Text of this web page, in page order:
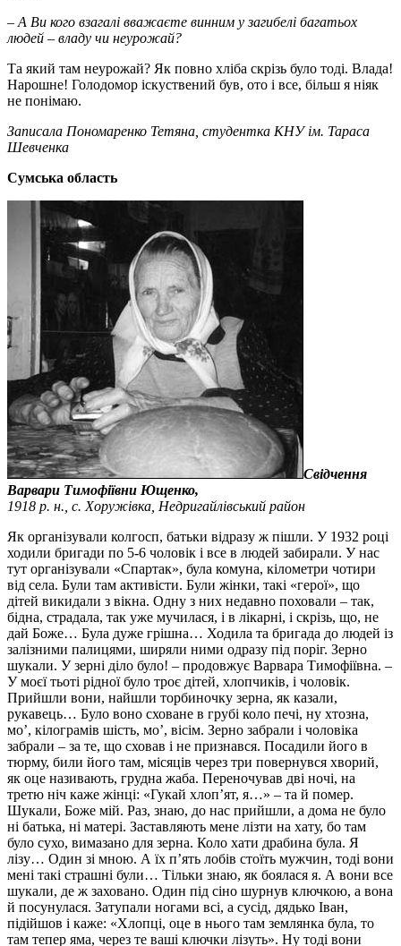
– А Ви кого взагалі вважаєте винним у загибелі багатьох
людей – владу чи неурожай?
Та який там неурожай? Як повно хліба скрізь було тоді. Влада!
Нарошне! Голодомор іскуствений був, ото і все, більш я ніяк
не понімаю.
Записала Пономаренко Тетяна, студентка КНУ ім. Тараса
Шевченка
Сумська область
Свідчення
Варвари Тимофіївни Ющенко,
1918 р. н., с. Хоружівка, Недригайлівський район
Як організували колгосп, батьки відразу ж пішли. У 1932 році
ходили бригади по 5-6 чоловік і все в людей забирали. У нас
тут організували «Спартак», була комуна, кілометри чотири
від села. Були там активісти. Були жінки, такі «герої», що
дітей викидали з вікна. Одну з них недавно поховали – так,
бідна, страдала, так уже мучилася, і в лікарні, і скрізь, що, не
дай Боже… Була дуже грішна… Ходила та бригада до людей із
залізними палицями, ширяли ними одразу під поріг. Зерно
шукали. У зерні діло було! – продовжує Варвара Тимофіївна. –
У моєї тьоті рідної було троє дітей, хлопчиків, і чоловік.
Прийшли вони, найшли торбиночку зерна, як казали,
рукавець… Було воно сховане в грубі коло печі, ну хтозна,
мо’, кілограмів шість, мо’, вісім. Зерно забрали і чоловіка
забрали – за те, що сховав і не признався. Посадили його в
тюрму, били його там, місяців через три повернувся хворий,
як оце називають, грудна жаба. Переночував дві ночі, на
третю ніч каже жінці: «Гукай хлоп’ят, я…» – та й помер.
Шукали, Боже мій. Раз, знаю, до нас прийшли, а дома не було
ні батька, ні матері. Заставляють мене лізти на хату, бо там
було сухо, вимазано для зерна. Коло хати драбина була. Я
лізу… Один зі мною. А їх п’ять лобів стоїть мужчин, тоді вони
мені такі страшні були… Тільки знаю, як боялася я. А вони все
шукали, де ж заховано. Один під сіно шурнув ключкою, а вона
й посунулася. Затупали ногами всі, а сусід, дядько Іван,
підійшов і каже: «Хлопці, оце в нього там землянка була, то
там тепер яма, через те ваші ключки лізуть». Ну тоді вони